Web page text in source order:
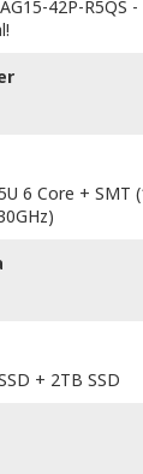
42P-R5QS
6 Core + SMT
+ 2TB SSD